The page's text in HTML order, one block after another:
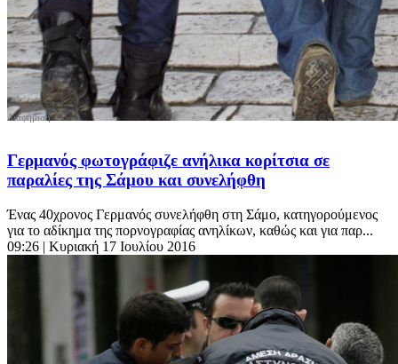
Γερμανός φωτογράφιζε ανήλικα κορίτσια σε
παραλίες της Σάμου και συνελήφθη
Ένας 40χρονος Γερμανός συνελήφθη στη Σάμο, κατηγορούμενος
για το αδίκημα της πορνογραφίας ανηλίκων, καθώς και για παρ...
09:26 | Κυριακή 17 Ιουλίου 2016